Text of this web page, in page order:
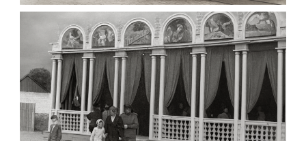
1903
Фото Житомира період
до 1917 року
Leave a comment